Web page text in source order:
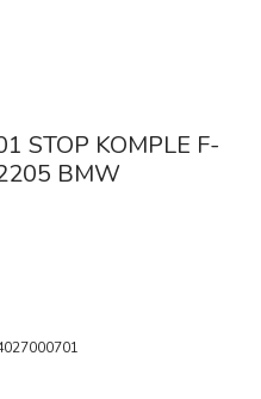
STOP KOMPLE F-
BMW